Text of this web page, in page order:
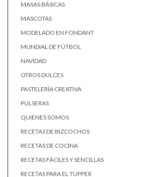
MASAS BÁSICAS
MASCOTAS
MODELADO EN FONDANT
MUNDIAL DE FÚTBOL
NAVIDAD
OTROS DULCES
PASTELERÍA CREATIVA
PULSERAS
QUIENES SOMOS
RECETAS DE BIZCOCHOS
RECETAS DE COCINA
RECETAS FÁCILES Y SENCILLAS
RECETAS PARA EL TUPPER